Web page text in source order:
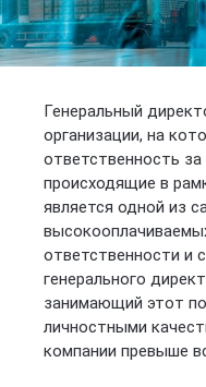
Генеральный
организации, на
ответственность
происходящие в
является одной из
ответственности и
генерального
занимающий этот
личностными
компании превыше